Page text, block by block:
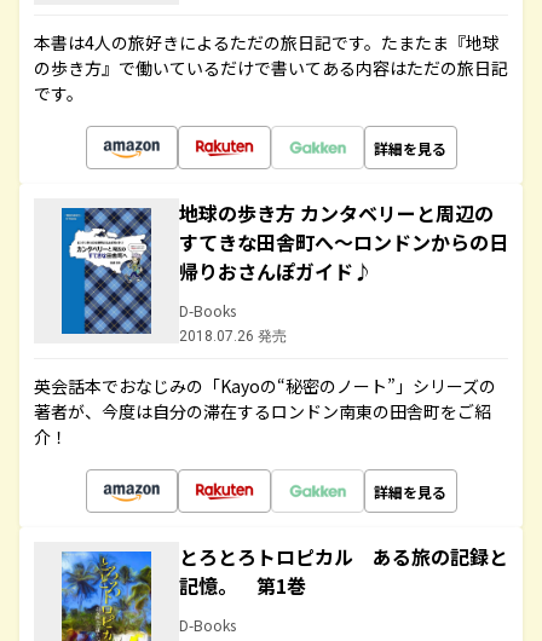
本書は4人の旅好きによるただの旅日記です。たまたま『地球
の歩き方』で働いているだけで書いてある内容はただの旅日記
です。
詳細を見る
地球の歩き方 カンタベリーと周辺の
すてきな田舎町へ～ロンドンからの日
帰りおさんぽガイド♪
D-Books
2018.07.26 発売
英会話本でおなじみの「Kayoの“秘密のノート”」シリーズの
著者が、今度は自分の滞在するロンドン南東の田舎町をご紹
介！
詳細を見る
とろとろトロピカル ある旅の記録と
記憶。 第1巻
D-Books